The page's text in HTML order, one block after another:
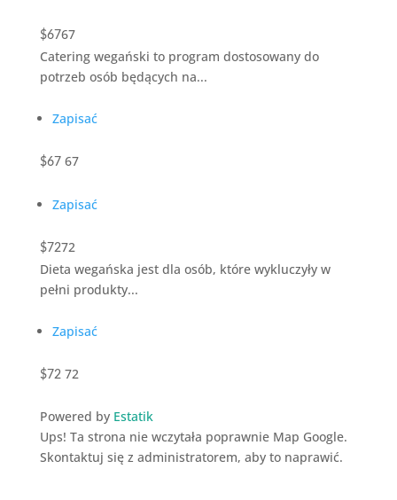
$6767
Catering wegański to program dostosowany do
potrzeb osób będących na...
Zapisać
$67 67
Zapisać
$7272
Dieta wegańska jest dla osób, które wykluczyły w
pełni produkty...
Zapisać
$72 72
Powered by Estatik
Ups! Ta strona nie wczytała poprawnie Map Google.
Skontaktuj się z administratorem, aby to naprawić.